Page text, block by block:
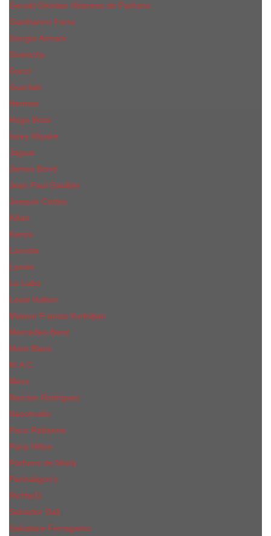
Gerald Ghislain Histoires de Parfums
Gianfranco Ferre
Giorgio Armani
Givenchy
Gucci
Guerlain
Hermes
Hugo Boss
Issey Miyake
Jaguar
James Bond
Jean Paul Gaultier
Joaquin Сortes
Kilian
Kenzo
Lacoste
Lanvin
Le Labo
Louis Vuitton
Maison Francis Kurkdjian
Mercedes-Benz
Mont Blanc
M.А.C.
Mexx
Narciso Rodriguez
Nasomatto
Paco Rabanne
Paris Hilton
Parfums de Marly
Penhaligon​'s
RicHarD
Salvador Dali
Salvatore Ferragamo